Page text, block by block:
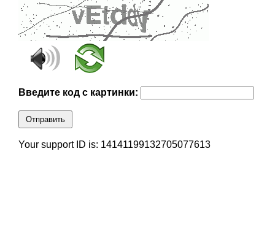
Введите код с картинки:
Отправить
Your support ID is: 14141199132705077613